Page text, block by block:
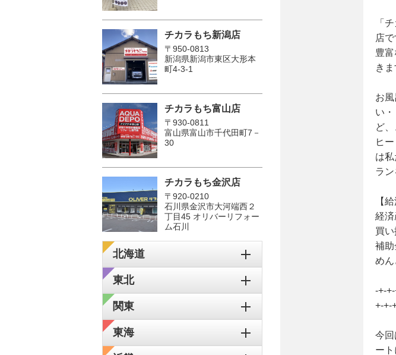
「
店で
豊
きま
お
い
ど、
ヒ
は
ラン
【
経
買い
補助
めん
-+-
+-+-
今回
ート
チカラもち新潟店
〒950-0813
新潟県新潟市東区大形本
町4-3-1
チカラもち富山店
〒930-0811
富山県富山市千代田町7－
30
チカラもち金沢店
〒920-0210
石川県金沢市大河端西２
丁目45 オリバーリフォー
ム石川
北海道
東北
関東
東海